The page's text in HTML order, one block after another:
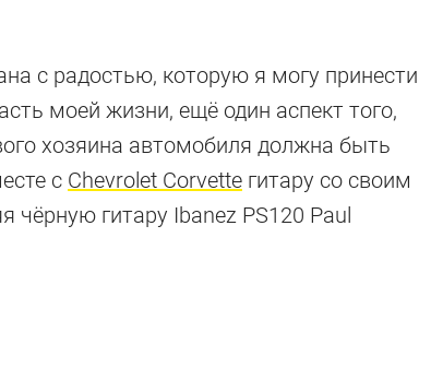
с радостью, которую я могу принести
моей жизни, ещё один аспект того,
хозяина автомобиля должна быть
с Chevrolet Corvette гитару со своим
чёрную гитару Ibanez PS120 Paul